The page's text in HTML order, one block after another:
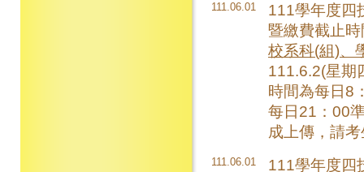
111.06.01
111學年度四
暨繳費截止時
校系科(組)、
111.6.2(星
時間為每日8
每日21：00
成上傳，請
111.06.01
111學年度四